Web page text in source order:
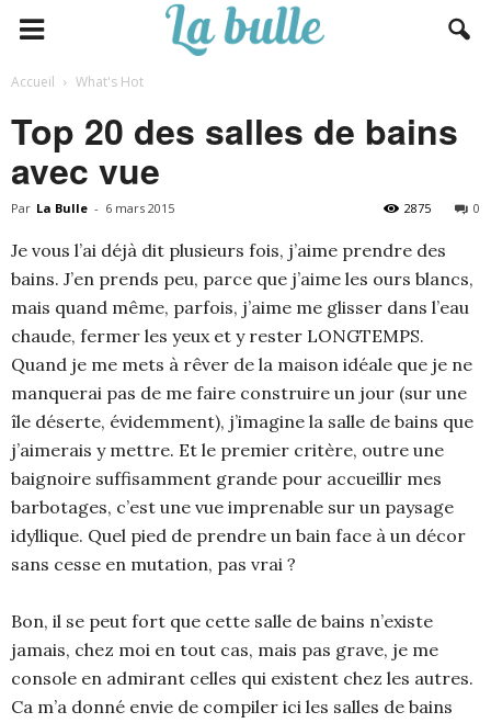
Accueil What's Hot
Top 20 des salles de bains
avec vue
Par La Bulle - 6 mars 2015 0
2875
Je vous l’ai déjà dit plusieurs fois, j’aime prendre des
bains. J’en prends peu, parce que j’aime les ours blancs,
mais quand même, parfois, j’aime me glisser dans l’eau
chaude, fermer les yeux et y rester LONGTEMPS.
Quand je me mets à rêver de la maison idéale que je ne
manquerai pas de me faire construire un jour (sur une
île déserte, évidemment), j’imagine la salle de bains que
j’aimerais y mettre. Et le premier critère, outre une
baignoire suffisamment grande pour accueillir mes
barbotages, c’est une vue imprenable sur un paysage
idyllique. Quel pied de prendre un bain face à un décor
sans cesse en mutation, pas vrai ?
Bon, il se peut fort que cette salle de bains n’existe
jamais, chez moi en tout cas, mais pas grave, je me
console en admirant celles qui existent chez les autres.
Ca m’a donné envie de compiler ici les salles de bains